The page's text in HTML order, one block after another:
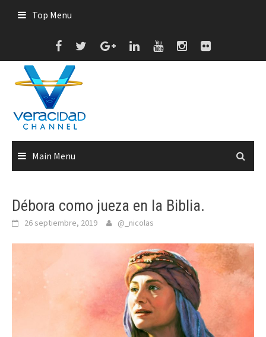
Top Menu
Main Menu
Débora como jueza en la Biblia.
26 septiembre, 2019 @_nicolas